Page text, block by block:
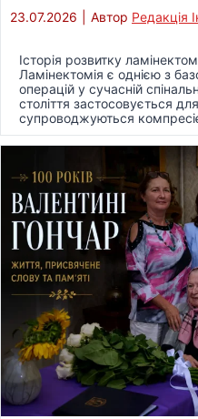
23.07.2026 Автор Редакція
Історія розвитку
Ламінектомія є однією з
операцій у сучасній
століття застосовується
супроводжуються